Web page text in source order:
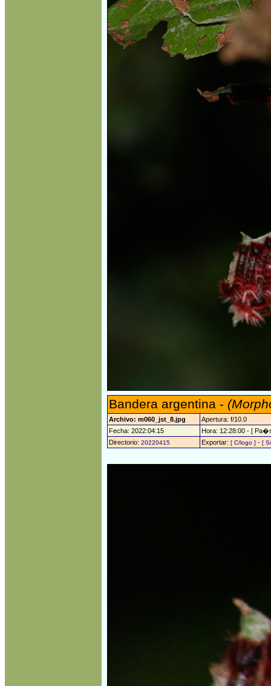
Bandera argentina -
Archivo: m060_jst_8.jpg
Apertura: f/10.0
Fecha: 2022:04:15
Hora: 12:28:00 - [
Directorio: 20220415 Exportar: [ C/logo ] - [